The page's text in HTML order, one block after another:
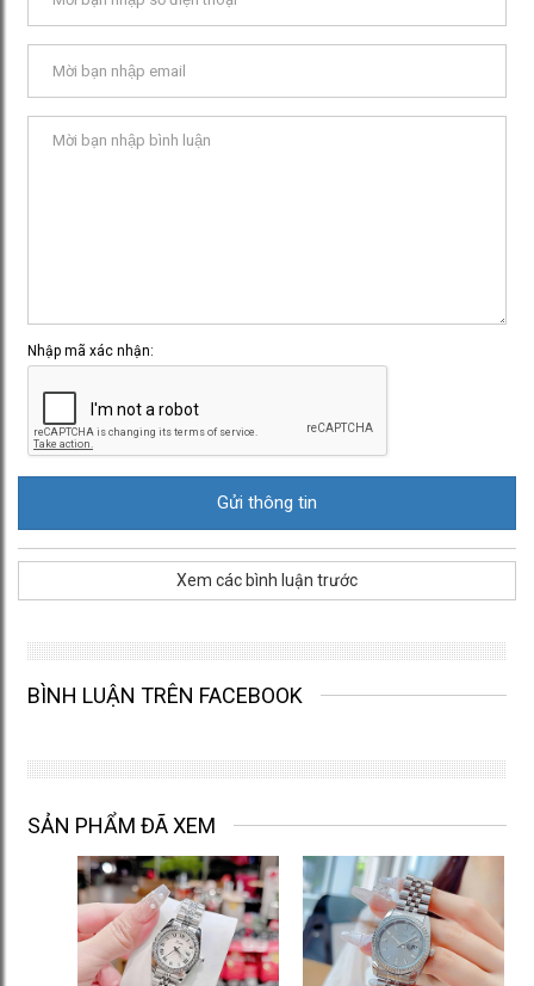
Nhập mã xác nhận:
Xem các bình luận trước
BÌNH LUẬN TRÊN FACEBOOK
SẢN PHẨM ĐÃ XEM